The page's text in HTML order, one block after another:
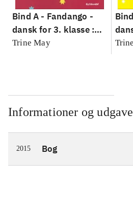
Bind A - Fandango -
dansk for 3. klasse :
grundbog --
Trine May
Informationer og
2015 Bog